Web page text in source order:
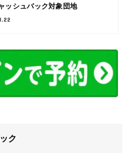
ッシュバック対象団地
ク